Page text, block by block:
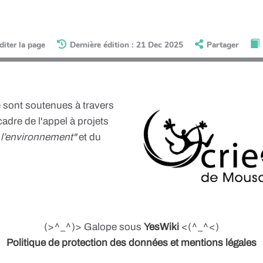
la page Dernière édition : 21 Dec 2025 Partager